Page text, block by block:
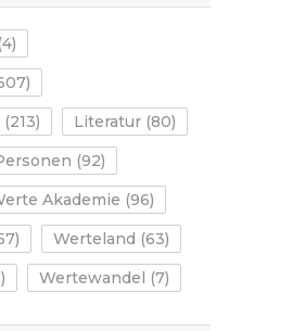
(213) Literatur (80)
(92)
Akademie (96)
Werteland (63)
Wertewandel (7)